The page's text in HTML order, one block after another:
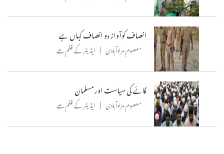
انصاف کوآواز دو انصاف کہاں ہے
معصوم مرادآبادی ایڈیٹر کے قلم سے
گائے کی سیاست اور مسلمان
معصوم مرادآبادی ایڈیٹر کے قلم سے